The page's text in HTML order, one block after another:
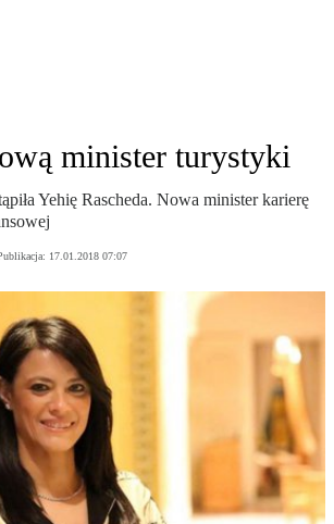
minister turystyki
Yehię Rascheda. Nowa minister karierę
17.01.2018 07:07